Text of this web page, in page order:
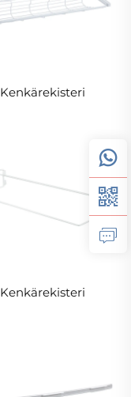
Kenkärekisteri
Kenkärekisteri